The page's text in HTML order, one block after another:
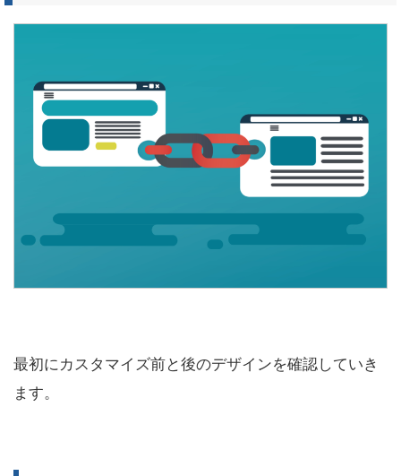
最初にカスタマイズ前と後のデザインを確認していき
ます。